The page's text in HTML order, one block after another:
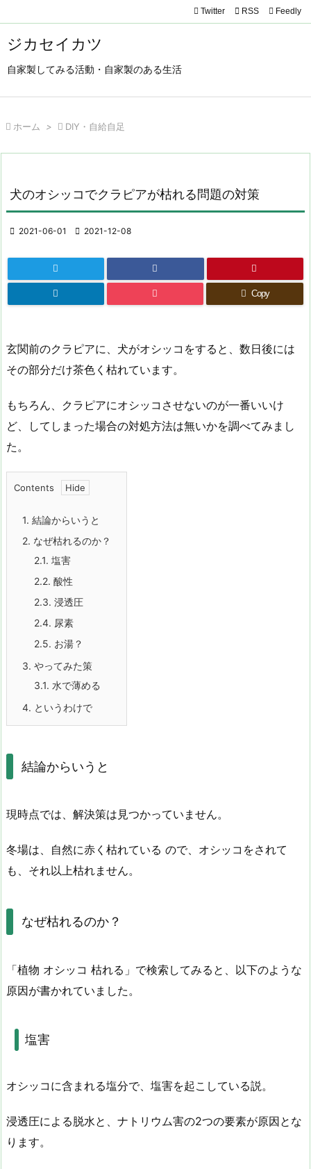
ジカセイカツ
自家製してみる活動・自家製のある生活


Twitter  RSS Feedly
 ホーム >  DIY・自給自足
犬のオシッコでクラピアが枯れる問題の対策
 2021-06-01  2021-12-08
Copy
玄関前のクラピアに、犬がオシッコをすると、数日後には
その部分だけ茶色く枯れています。
もちろん、クラピアにオシッコさせないのが一番いいけ
ど、してしまった場合の対処方法は無いかを調べてみまし
た。
Contents
1. 結論からいうと
2. なぜ枯れるのか？
2.1. 塩害
2.2. 酸性
2.3. 浸透圧
2.4. 尿素
2.5. お湯？
3. やってみた策
3.1. 水で薄める
4. というわけで
結論からいうと
現時点では、解決策は見つかっていません。
冬場は、自然に赤く枯れている ので、オシッコをされて
も、それ以上枯れません。
なぜ枯れるのか？
「植物 オシッコ 枯れる」で検索してみると、以下のような
原因が書かれていました。
塩害
オシッコに含まれる塩分で、塩害を起こしている説。
浸透圧による脱水と、ナトリウム害の2つの要素が原因とな
ります。